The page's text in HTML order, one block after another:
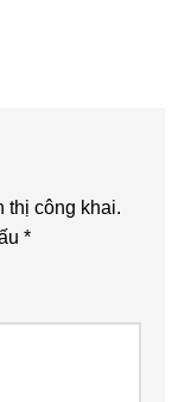
thị công khai.
*